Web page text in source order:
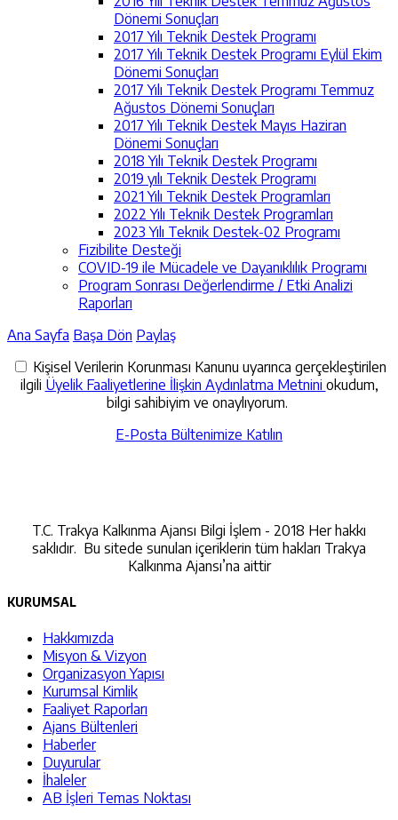
Dönemi Sonuçları
2017 Yılı Teknik Destek Programı
2017 Yılı Teknik Destek Programı Eylül Ekim
Dönemi Sonuçları
2017 Yılı Teknik Destek Programı Temmuz
Ağustos Dönemi Sonuçları
2017 Yılı Teknik Destek Mayıs Haziran
Dönemi Sonuçları
2018 Yılı Teknik Destek Programı
2019 yılı Teknik Destek Programı
2021 Yılı Teknik Destek Programları
2022 Yılı Teknik Destek Programları
2023 Yılı Teknik Destek-02 Programı
Fizibilite Desteği
COVID-19 ile Mücadele ve Dayanıklılık Programı
Program Sonrası Değerlendirme / Etki Analizi
Raporları
Ana Sayfa Başa Dön Paylaş
Kişisel Verilerin Korunması Kanunu uyarınca gerçekleştirilen
ilgili Üyelik Faaliyetlerine İlişkin Aydınlatma Metnini okudum,
bilgi sahibiyim ve onaylıyorum.
E-Posta Bültenimize Katılın
T.C. Trakya Kalkınma Ajansı Bilgi İşlem - 2018 Her hakkı
saklıdır. Bu sitede sunulan içeriklerin tüm hakları Trakya
Kalkınma Ajansı’na aittir
KURUMSAL
Hakkımızda
Misyon & Vizyon
Organizasyon Yapısı
Kurumsal Kimlik
Faaliyet Raporları
Ajans Bültenleri
Haberler
Duyurular
İhaleler
AB İşleri Temas Noktası